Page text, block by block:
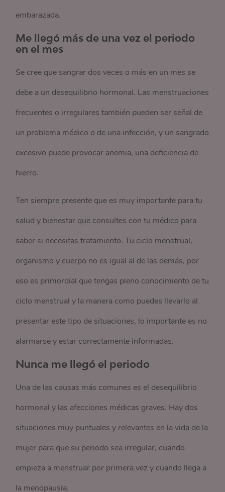
embarazada.
Me llegó más de una vez el periodo
en el mes
Se cree que sangrar dos veces o más en un mes se
debe a un desequilibrio hormonal. Las menstruaciones
frecuentes o irregulares también pueden ser señal de
un problema médico o de una infección, y un sangrado
excesivo puede provocar anemia, una deficiencia de
hierro.
Ten siempre presente que es muy importante para tu
salud y bienestar que consultes con tu médico para
saber si necesitas tratamiento. Tu ciclo menstrual,
organismo y cuerpo no es igual al de las demás, por
eso es primordial que tengas pleno conocimiento de tu
ciclo menstrual y la manera como puedes llevarlo al
presentar este tipo de situaciones, lo importante es no
alarmarse y estar correctamente informadas.
Nunca me llegó el periodo
Una de las causas más comunes es el desequilibrio
hormonal y las afecciones médicas graves. Hay dos
situaciones muy puntuales y relevantes en la vida de la
mujer para que su periodo sea irregular, cuando
empieza a menstruar por primera vez y cuando llega a
la menopausia.